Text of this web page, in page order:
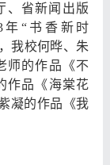
、省新闻出版
年“书香新时
我校何晔、朱
师的作品《不
作品《海棠花
凝的作品《我